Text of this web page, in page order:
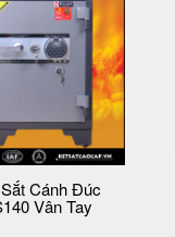
Cánh Đúc
Vân Tay